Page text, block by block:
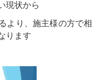
現状から
より、施主様の方で相
ります